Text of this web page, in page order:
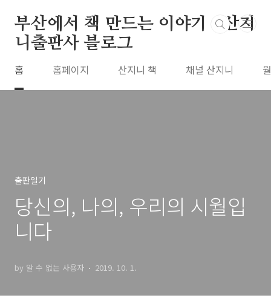
부산에서 책 만드는 이야기 : 산지
니출판사 블로그
홈 홈페이지 산지니 책 채널 산지니
출판일기
당신의, 나의, 우리의 시월입
니다
by 알 수 없는 사용자 2019. 10. 1.